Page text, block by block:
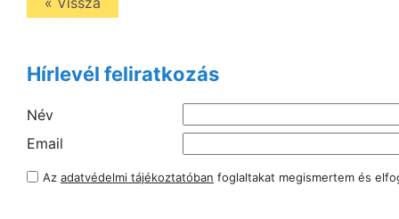
Hírlevél feliratkozás
Név
Email
Az adatvédelmi tájékoztatóban foglaltakat megismertem és